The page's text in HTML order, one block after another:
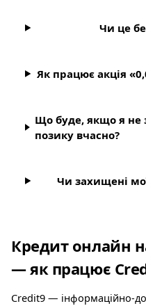
Чи це
Як працює акція
Що буде, якщо я не
позику вчасно?
Чи захищені
Кредит онлайн
— як працює
Credit9 — інформаційно-